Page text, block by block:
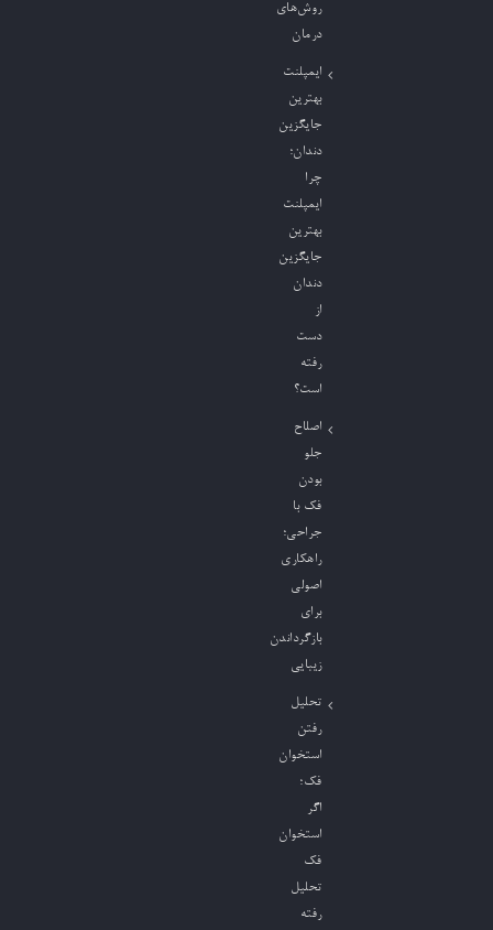
روش‌های
درمان
ایمپلنت
بهترین
جایگزین
دندان؛
چرا
ایمپلنت
بهترین
جایگزین
دندان
از
دست
رفته
است؟
اصلاح
جلو
بودن
فک با
جراحی؛
راهکاری
اصولی
برای
بازگرداندن
زیبایی
تحلیل
رفتن
استخوان
فک؛
اگر
استخوان
فک
تحلیل
رفته